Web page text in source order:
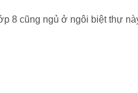
8 cũng ngủ ở ngôi biệt thự